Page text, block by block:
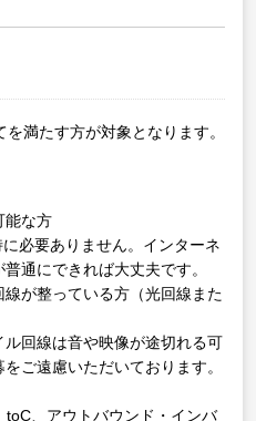
満たす方が対象となります。
能な方
必要ありません。インターネ
通にできれば大丈夫です。
が整っている方（光回線また
回線は音や映像が途切れる可
ご遠慮いただいております。
、アウトバウンド・インバ